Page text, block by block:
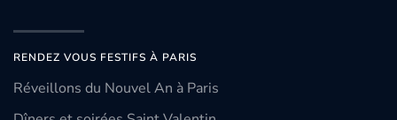
RENDEZ VOUS FESTIFS À PARIS
Réveillons du Nouvel An à Paris